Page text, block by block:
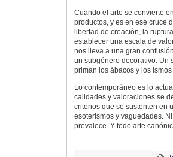
Cuando el arte se convierte
productos, y es en ese cruce
libertad de creación, la
establecer una escala de
nos lleva a una gran
un subgénero decorativo. Un
priman los ábacos y los
Lo contemporáneo es lo
calidades y valoraciones se
criterios que se sustenten en
esoterismos y vaguedades.
prevalece. Y todo arte